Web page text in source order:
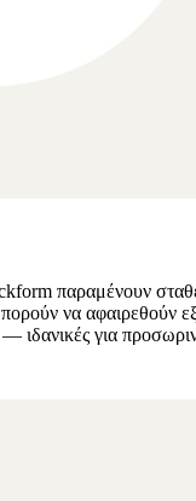
παραμένουν
να αφαιρεθούν
ιδανικές για